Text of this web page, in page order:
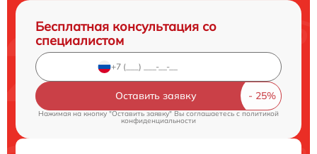
Бесплатная консультация со
специалистом
Оставить заявку
Нажимая на кнопку "Оставить заявку" Вы соглашаетесь cполитикой
конфиденциальности